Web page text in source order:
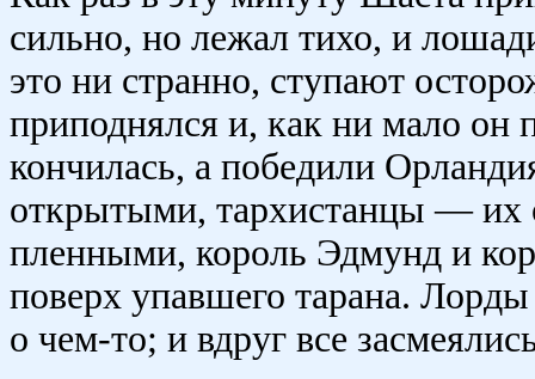
сильно, но лежал тихо, и
это ни странно, ступают
приподнялся и, как ни мало он
кончилась, а победили
открытыми, тархистанцы — их
пленными, король Эдмунд и
поверх упавшего тарана.
о чем-то; и вдруг все